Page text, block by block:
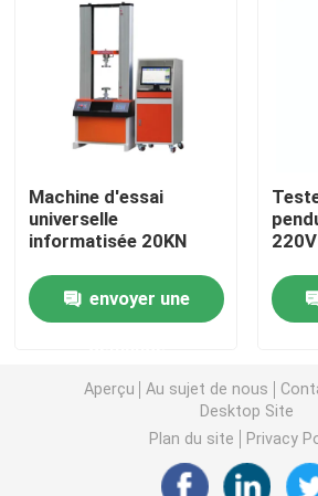
Machine d'essai universelle
machine d'essai environnemental
Machine d'équilibrage dynamique
Équipement d'essai de
instruments de essai de
Machine d'essai
universelle
informatisée 20KN
envoyer une
220V
Aperçu Au sujet de nous
Desktop Site
Plan du site
Privacy